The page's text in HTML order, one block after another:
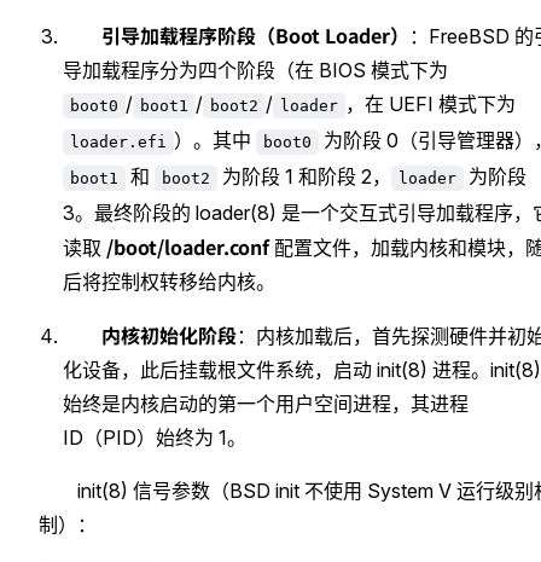
引导加载程序阶段（Boot Loader）
：FreeBSD 的
导加载程序分为四个阶段（在 BIOS 模式下为
boot0 / boot1 / boot2 / loader ，在 UEFI 模式下为
loader.efi ）。其中 boot0 为阶段 0（引导管理器）
boot1 和 boot2 为阶段 1 和阶段 2， loader
为阶段
3。最终阶段的 loader(8) 是一个交互式引导加载程序，
读取 /boot/loader.conf配置文件，加载内核和模块，
后将控制权转移给内核。
内核初始化阶段：内核加载后，首先探测硬件并初
化设备，此后挂载根文件系统，启动 init(8) 进程。init(8)
始终是内核启动的第一个用户空间进程，其进程
ID（PID）始终为 1。
init(8) 信号参数（BSD init 不使用 System V 运行级别
制）：